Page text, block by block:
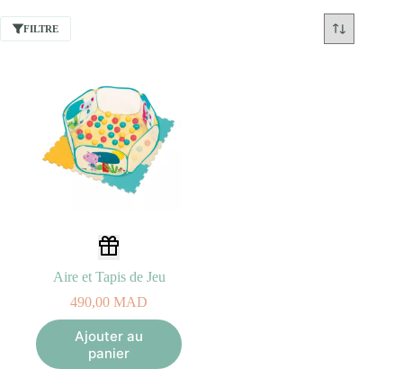
FILTRE
Aire et Tapis de Jeu
490,00 MAD
Ajouter au
panier